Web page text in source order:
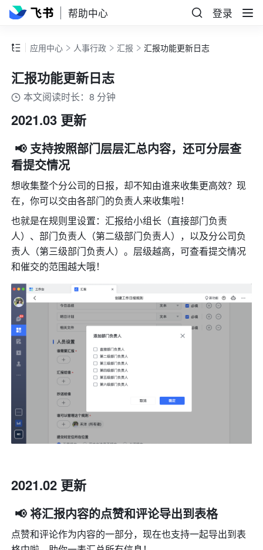
帮助中心 登录
应用中心 人事行政 汇报 汇报功能更新日志
汇报功能更新日志
本文阅读时长：8 分钟
2021.03 更新
看提交情况
想收集整个分公司的日报，却不知由谁来收集更高效？现
在，你可以交由各部门的负责人来收集啦！
也就是在规则里设置：汇报给小组长（直接部门负责
人）、部门负责人（第二级部门负责人），以及分公司负
责人（第三级部门负责人）。层级越高，可查看提交情况
和催交的范围越大哦！
2021.02 更新
📢 将汇报内容的点赞和评论导出到表格
点赞和评论作为内容的一部分，现在也支持一起导出到表